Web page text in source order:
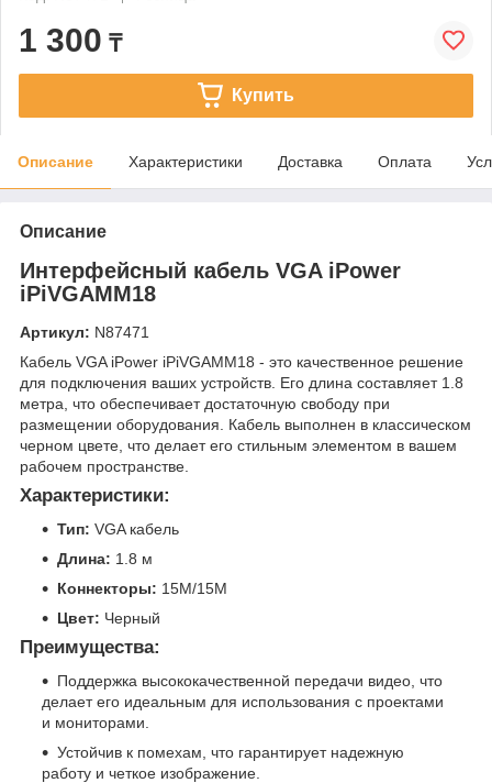
1 300 ₸
Купить
Описание Характеристики Доставка Оплата
Описание
Интерфейсный кабель VGA iPower
iPiVGAMM18
Артикул: N87471
Кабель VGA iPower iPiVGAMM18 - это качественное решение
для подключения ваших устройств. Его длина составляет 1.8
метра, что обеспечивает достаточную свободу при
размещении оборудования. Кабель выполнен в классическом
черном цвете, что делает его стильным элементом в вашем
рабочем пространстве.
Характеристики:
Тип: VGA кабель
Длина: 1.8 м
Коннекторы: 15M/15M
Цвет: Черный
Преимущества:
Поддержка высококачественной передачи видео, что
делает его идеальным для использования с проектами
и мониторами.
Устойчив к помехам, что гарантирует надежную
работу и четкое изображение.